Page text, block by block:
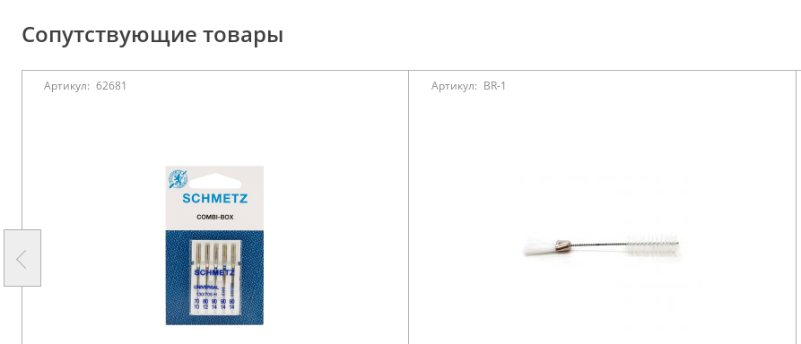
Сопутствующие товары
Артикул: 62681 Артикул: BR-1